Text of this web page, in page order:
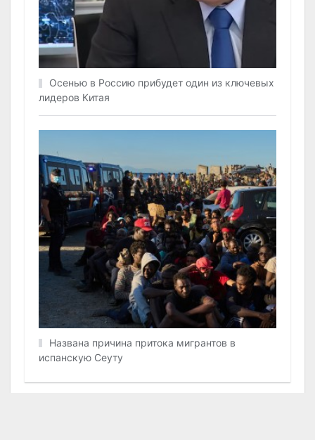
Осенью в Россию прибудет один из ключевых
лидеров Китая
Названа причина притока мигрантов в
испанскую Сеуту